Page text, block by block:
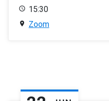
15:30
Zoom